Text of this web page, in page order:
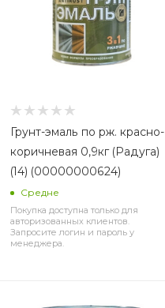
Грунт-эмаль по рж. красно-
коричневая 0,9кг (Радуга)
(14) (00000000624)
Средне
Покупка доступна только для
авторизованных клиентов.
Запросите логин и пароль у
менеджера.